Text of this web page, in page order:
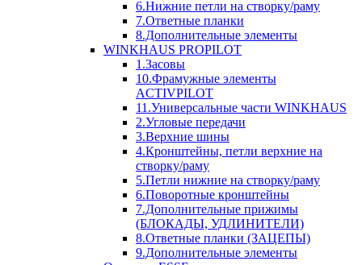
6.Нижние петли на створку/раму
7.Ответные планки
8.Дополнительные элементы
WINKHAUS PROPILOT
1.Засовы
10.Фрамужные элементы
ACTIVPILOT
11.Универсальные части WINKHAUS
2.Угловые передачи
3.Верхние шины
4.Кронштейны, петли верхние на
створку/раму
5.Петли нижние на створку/раму
6.Поворотные кронштейны
7.Дополнительные прижимы
(БЛОКАДЫ, УДЛИНИТЕЛИ)
8.Ответные планки (ЗАЦЕПЫ)
9.Дополнительные элементы